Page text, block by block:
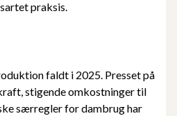
praksis.
faldt i 2025. Presset på
stigende omkostninger til
særregler for dambrug har